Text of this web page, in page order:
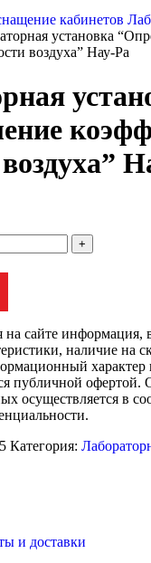
кабинетов
установка
воздуха” Нау-Ра
на сайте информация,
наличие на
публичной офертой.
осуществляется в
Категория:
и доставки